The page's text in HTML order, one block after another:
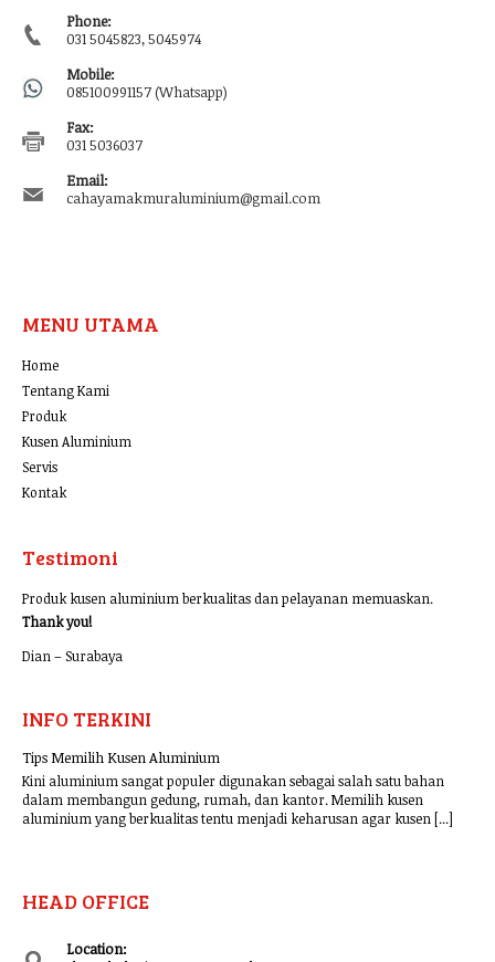
Phone:
031 5045823, 5045974
Mobile:
085100991157 (Whatsapp)
Fax:
031 5036037
Email:
cahayamakmuraluminium@gmail.com
MENU UTAMA
Home
Tentang Kami
Produk
Kusen Aluminium
Servis
Kontak
Testimoni
Produk kusen aluminium berkualitas dan pelayanan memuaskan.
Thank you!
Dian – Surabaya
INFO TERKINI
Tips Memilih Kusen Aluminium
Kini aluminium sangat populer digunakan sebagai salah satu bahan
dalam membangun gedung, rumah, dan kantor. Memilih kusen
aluminium yang berkualitas tentu menjadi keharusan agar kusen [...]
HEAD OFFICE
Location: